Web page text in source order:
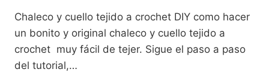
Chaleco y cuello tejido a crochet DIY como hacer
un bonito y original chaleco y cuello tejido a
crochet muy fácil de tejer. Sigue el paso a paso
del tutorial,…